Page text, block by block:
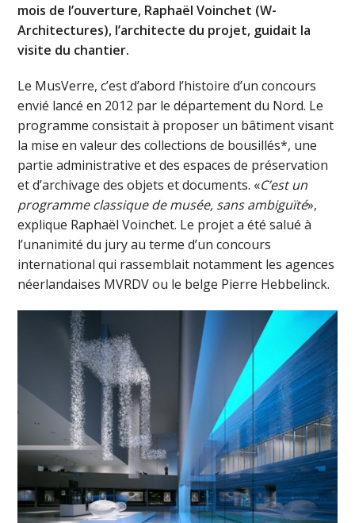
mois de l’ouverture, Raphaël Voinchet (W-
Architectures), l’architecte du projet, guidait la
visite du chantier.
Le MusVerre, c’est d’abord l’histoire d’un concours
envié lancé en 2012 par le département du Nord. Le
programme consistait à proposer un bâtiment visant
la mise en valeur des collections de bousillés*, une
partie administrative et des espaces de préservation
et d’archivage des objets et documents. «C’est un
programme classique de musée, sans ambiguïté»,
explique Raphaël Voinchet. Le projet a été salué à
l’unanimité du jury au terme d’un concours
international qui rassemblait notamment les agences
néerlandaises MVRDV ou le belge Pierre Hebbelinck.